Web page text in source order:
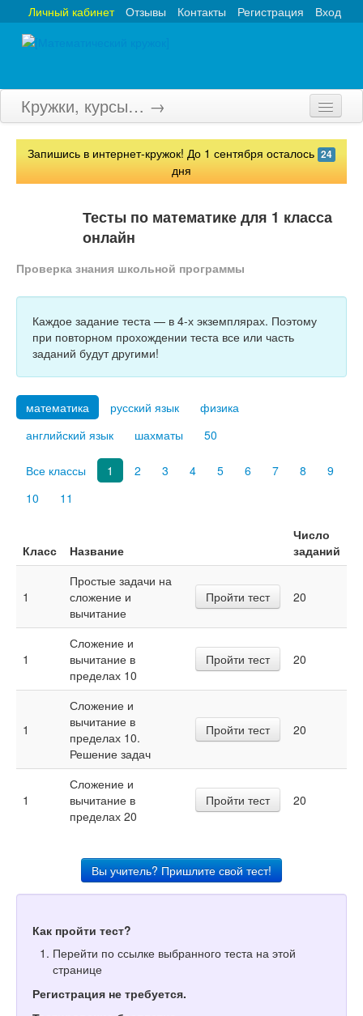
Вход
Регистрация
Контакты
Отзывы
Личный кабинет
Кружки, курсы… →
Главная
Олимпиады
Турниры
Конкурсы
Вебинары
Тесты
Книги
Игры
Запишись в интернет-кружок! До 1 сентября осталось 24
дня
Тесты по математике для 1 класса
онлайн
Проверка знания школьной программы
Каждое задание теста — в 4-х экземплярах. Поэтому
при повторном прохождении теста все или часть
заданий будут другими!
математика русский язык
физика
английский язык
шахматы 50
Все классы 1 2 3 4 5 6 7 8
9
10
11
Класс Название
Число
заданий
1
Простые задачи на
сложение и
вычитание
Пройти тест 20
1
Сложение и
вычитание в
пределах 10
Пройти тест 20
1
Сложение и
вычитание в
пределах 10.
Решение задач
Пройти тест 20
1
Сложение и
вычитание в
пределах 20
Пройти тест 20
Вы учитель? Пришлите свой тест!
Как пройти тест?
Перейти по ссылке выбранного теста на этой
странице
Регистрация не требуется.